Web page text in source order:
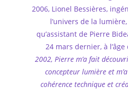
2006, Lionel Bessières,
l’univers de la
qu’assistant de Pierre
24 mars dernier, à l’âge
2002, Pierre m’a fait
concepteur lumière et
cohérence technique et